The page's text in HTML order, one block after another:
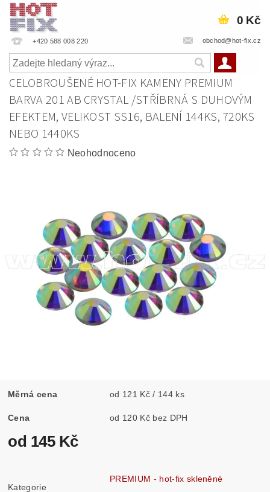
+420 588 008 220 obchod@hot-fix.cz
0 Kč
CELOBROUŠENÉ HOT-FIX KAMENY PREMIUM
BARVA 201 AB CRYSTAL /STŘÍBRNÁ S DUHOVÝM
EFEKTEM, VELIKOST SS16, BALENÍ 144KS, 720KS
NEBO 1440KS
Neohodnoceno
Měrná cena od 121 Kč / 144 ks
Cena od 120 Kč bez DPH
od 145 Kč
Kategorie
PREMIUM - hot-fix skleněné